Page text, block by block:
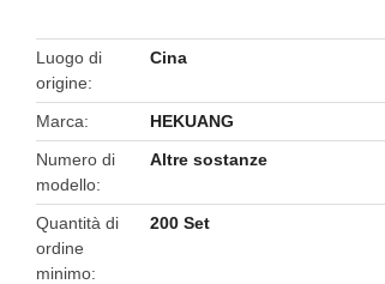
Luogo di
origine
Cina
Marca
HEKUANG
Numero di
modello
Altre sostanze
Quantità di
ordine
minimo
200 Set